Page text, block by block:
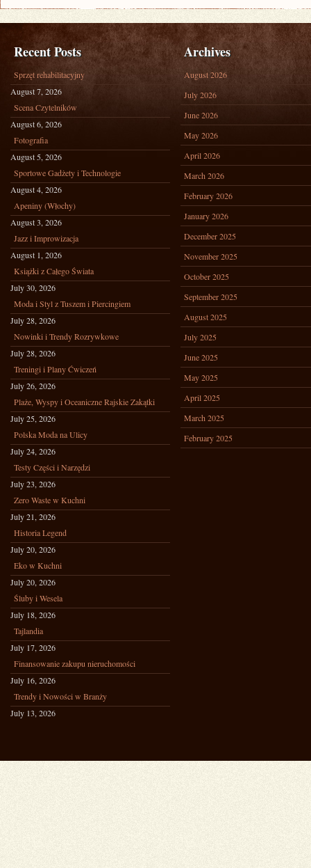
Recent Posts
Sprzęt rehabilitacyjny
August 7, 2026
Scena Czytelników
August 6, 2026
Fotografia
August 5, 2026
Sportowe Gadżety i Technologie
August 4, 2026
Apeniny (Włochy)
August 3, 2026
Jazz i Improwizacja
August 1, 2026
Książki z Całego Świata
July 30, 2026
Moda i Styl z Tuszem i Piercingiem
July 28, 2026
Nowinki i Trendy Rozrywkowe
July 28, 2026
Treningi i Plany Ćwiczeń
July 26, 2026
Plaże, Wyspy i Oceaniczne Rajskie Zakątki
July 25, 2026
Polska Moda na Ulicy
July 24, 2026
Testy Części i Narzędzi
July 23, 2026
Zero Waste w Kuchni
July 21, 2026
Historia Legend
July 20, 2026
Eko w Kuchni
July 20, 2026
Śluby i Wesela
July 18, 2026
Tajlandia
July 17, 2026
Finansowanie zakupu nieruchomości
July 16, 2026
Trendy i Nowości w Branży
July 13, 2026
Archives
August 2026
July 2026
June 2026
May 2026
April 2026
March 2026
February 2026
January 2026
December 2025
November 2025
October 2025
September 2025
August 2025
July 2025
June 2025
May 2025
April 2025
March 2025
February 2025